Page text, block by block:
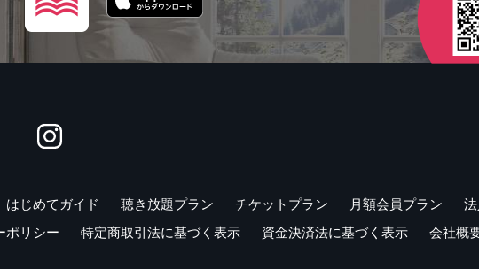
はじめてガイド 聴き放題プラン チケットプラン 月額会員プラン
ポリシー 特定商取引法に基づく表示 資金決済法に基づく表示 会社概